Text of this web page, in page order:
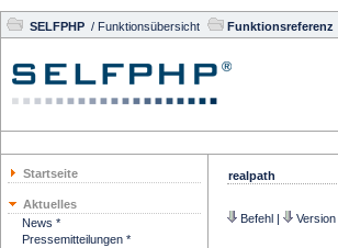
SELFPHP / Funktionsübersicht Funktionsreferenz
Startseite
Aktuelles
News *
Pressemitteilungen *
realpath
Befehl | Version